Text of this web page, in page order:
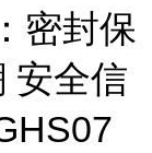
密封保
安全信